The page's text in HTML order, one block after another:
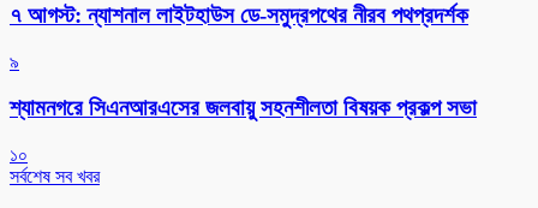
৭ আগস্ট: ন্যাশনাল লাইটহাউস ডে-সমুদ্রপথের নীরব পথপ্রদর্শক
৯
শ্যামনগরে সিএনআরএসের জলবায়ু সহনশীলতা বিষয়ক প্রকল্প সভা
১০
সর্বশেষ সব খবর